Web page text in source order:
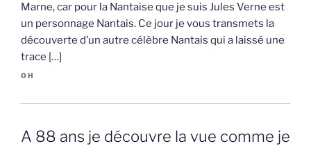
Marne, car pour la Nantaise que je suis Jules Verne est
un personnage Nantais. Ce jour je vous transmets la
découverte d’un autre célèbre Nantais qui a laissé une
trace […]
OH
A 88 ans je découvre la vue comme je